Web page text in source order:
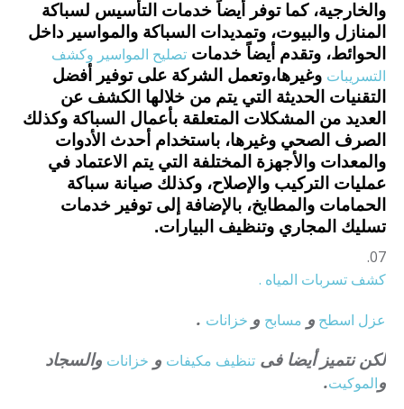
والخارجية، كما توفر أيضاً خدمات التأسيس لسباكة
المنازل والبيوت، وتمديدات السباكة والمواسير داخل
الحوائط، وتقدم أيضاً خدمات تصليح المواسير وكشف
التسريبات وغيرها،وتعمل الشركة على توفير أفضل
التقنيات الحديثة التي يتم من خلالها الكشف عن
العديد من المشكلات المتعلقة بأعمال السباكة وكذلك
الصرف الصحي وغيرها، باستخدام أحدث الأدوات
والمعدات والأجهزة المختلفة التي يتم الاعتماد في
عمليات التركيب والإصلاح، وكذلك صيانة سباكة
الحمامات والمطابخ، بالإضافة إلى توفير خدمات
تسليك المجاري وتنظيف البيارات.
كشف تسربات المياه .
عزل اسطح و مسابح و خزانات .
لكن نتميز أيضا فى تنظيف مكيفات و خزانات والسجاد
والموكيت.